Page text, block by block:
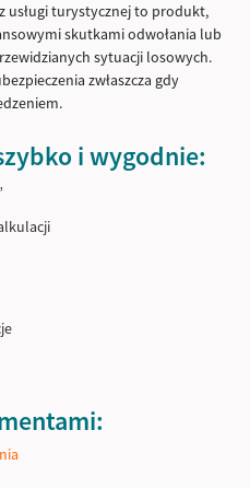
usługi turystycznej to produkt,
skutkami odwołania lub
sytuacji losowych.
zwłaszcza gdy
i wygodnie: